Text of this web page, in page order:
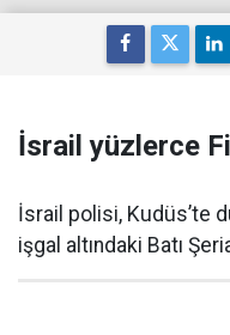
İsrail yüzlerce
İsrail polisi, Kudüs’te
işgal altındaki Batı